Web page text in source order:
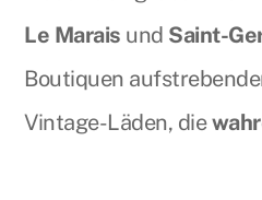
Le Marais und Saint-
Boutiquen
Vintage-Läden, die